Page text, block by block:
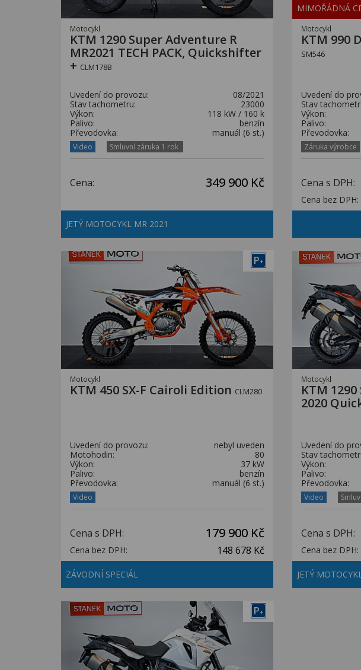
Motocykl
KTM 1290 Super Adventure R
MR2021 TECH PACK, Quickshifter
+ CLM178B
Uvedení do provozu:
08/2021
Stav tachometru:
23000
Výkon:
118 kW / 160 k
Palivo:
benzín
Převodovka:
manuál (6 st.)
Video Smluvní záruka 1 rok
Cena: 349 900 Kč
JETÝ MOTOCYKL MR 2021
MIMOŘÁDNÁ
Motocykl
KTM 990
SM546
Uvedení do
Stav
Výkon:
Palivo:
Převodovka:
Záruka výrobce
Cena s DPH:
Cena bez DPH:
P+
Motocykl
KTM 450 SX-F Cairoli Edition CLM280
Uvedení do provozu:
nebyl uveden
Motohodin:
80
Výkon:
37 kW
Palivo:
benzín
Převodovka:
manuál (6 st.)
Video
Cena s DPH: 179 900 Kč
Cena bez DPH: 148 678 Kč
ZÁVODNÍ SPECIÁL
Motocykl
KTM
2020
Uvedení do
Stav
Výkon:
Palivo:
Převodovka:
Video
Cena s DPH:
Cena bez DPH:
JETÝ
P+